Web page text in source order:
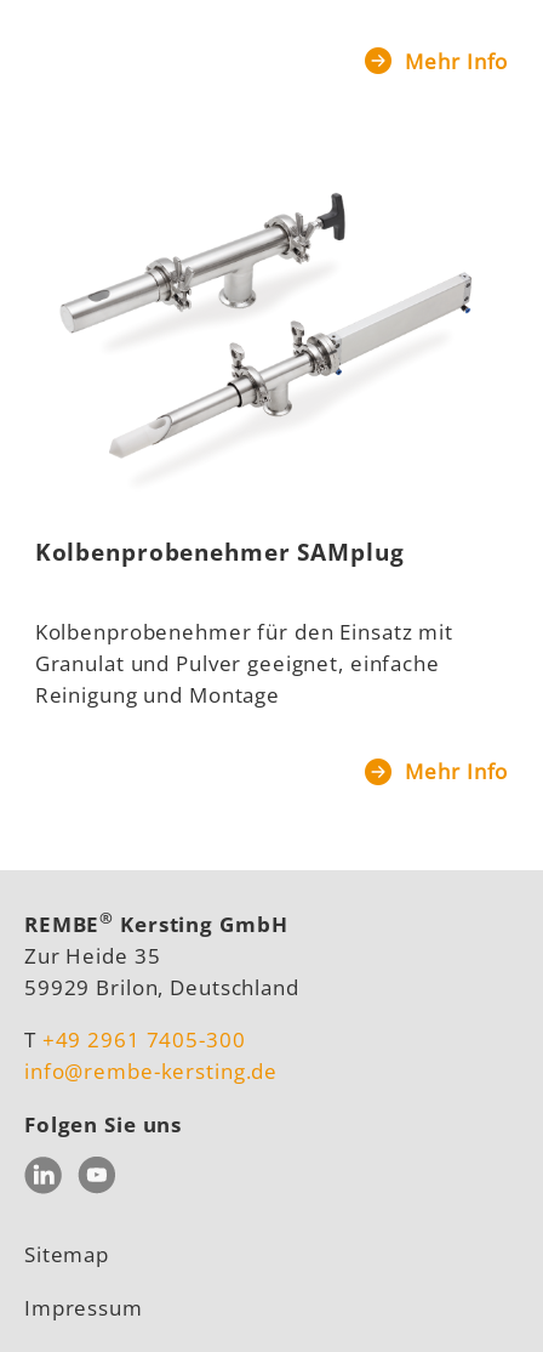
Mehr Info
Kolbenprobenehmer SAMplug
Kolbenprobenehmer für den Einsatz mit
Granulat und Pulver geeignet, einfache
Reinigung und Montage
Mehr Info
REMBE® Kersting GmbH
Zur Heide 35
59929 Brilon, Deutschland
T +49 2961 7405-300
info@rembe-kersting.de
Folgen Sie uns
LinkedInYouTube
Sitemap
Impressum